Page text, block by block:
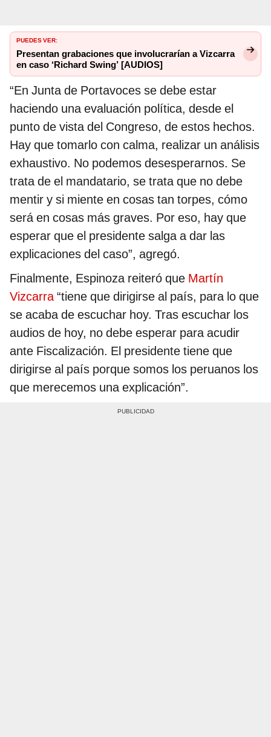
PUEDES VER:
Presentan grabaciones que involucrarían a Vizcarra
en caso ‘Richard Swing’ [AUDIOS]
“En Junta de Portavoces se debe estar
haciendo una evaluación política, desde el
punto de vista del Congreso, de estos hechos.
Hay que tomarlo con calma, realizar un análisis
exhaustivo. No podemos desesperarnos. Se
trata de el mandatario, se trata que no debe
mentir y si miente en cosas tan torpes, cómo
será en cosas más graves. Por eso, hay que
esperar que el presidente salga a dar las
explicaciones del caso”, agregó.
Finalmente, Espinoza reiteró que Martín
Vizcarra“tiene que dirigirse al país, para lo que
se acaba de escuchar hoy. Tras escuchar los
audios de hoy, no debe esperar para acudir
ante Fiscalización. El presidente tiene que
dirigirse al país porque somos los peruanos los
que merecemos una explicación”.